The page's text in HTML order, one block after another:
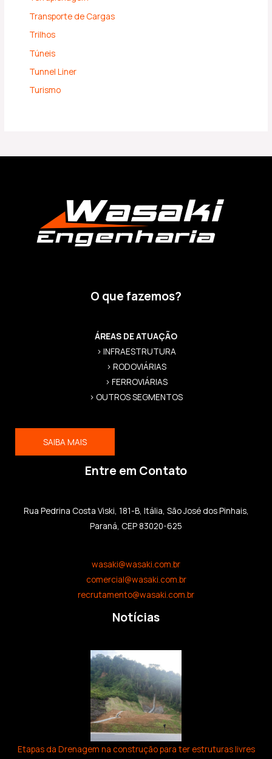
Transporte de Cargas
Trilhos
Túneis
Tunnel Liner
Turismo
O que fazemos?
ÁREAS DE ATUAÇÃO
> INFRAESTRUTURA
> RODOVIÁRIAS
> FERROVIÁRIAS
> OUTROS SEGMENTOS
SAIBA MAIS
Entre em Contato
Rua Pedrina Costa Viski, 181-B, Itália, São José dos Pinhais,
Paraná, CEP 83020-625
wasaki@wasaki.com.br
comercial@wasaki.com.br
recrutamento@wasaki.com.br
Notícias
Etapas da Drenagem na construção para ter estruturas livres